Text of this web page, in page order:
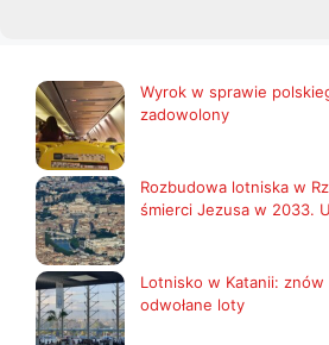
Wyrok w sprawie
zadowolony
Rozbudowa lotniska w
śmierci Jezusa w 2033.
Lotnisko w Katanii:
odwołane loty